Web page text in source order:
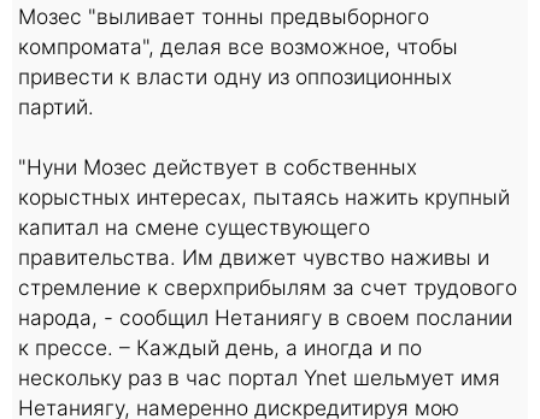
Мозес "выливает тонны предвыборного
компромата", делая все возможное, чтобы
привести к власти одну из оппозиционных
партий.
"Нуни Мозес действует в собственных
корыстных интересах, пытаясь нажить крупный
капитал на смене существующего
правительства. Им движет чувство наживы и
стремление к сверхприбылям за счет трудового
народа, - сообщил Нетаниягу в своем послании
к прессе. – Каждый день, а иногда и по
нескольку раз в час портал Ynet шельмует имя
Нетаниягу, намеренно дискредитируя мою